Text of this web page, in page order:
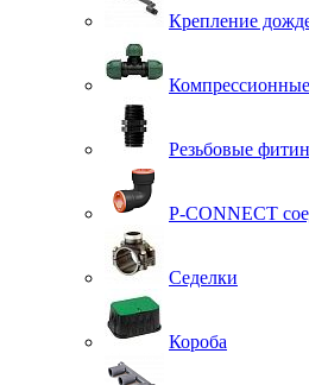
Крепление
Резьбовые
P-CONNECT
Седелки
Короба